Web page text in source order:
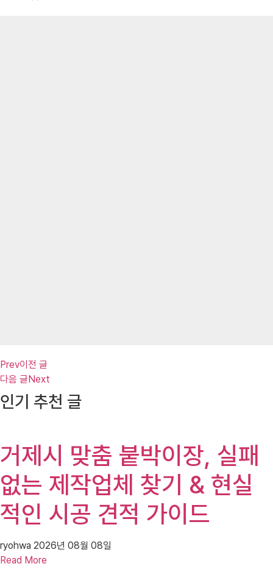
Prev이전 글
다음 글Next
인기 추천 글
거제시 맞춤 붙박이장, 실패
없는 제작업체 찾기 & 현실
적인 시공 견적 가이드
ryohwa 2026년 08월 08일
Read More